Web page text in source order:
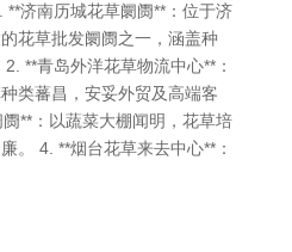
**济南历城花草阛阓**：位于济
花草批发阛阓之一，涵盖种
**青岛外洋花草物流中心**：
类蕃昌，安妥外贸及高端客
**：以蔬菜大棚闻明，花草培
。 4. **烟台花草来去中心**：